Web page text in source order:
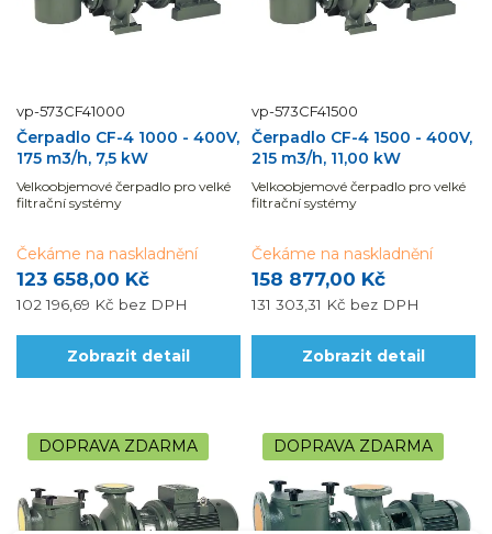
vp-573CF41000
Čerpadlo CF-4 1000 - 400V,
175 m3/h, 7,5 kW
Velkoobjemové čerpadlo pro velké
filtrační systémy
123 658,00 Kč
102 196,69 Kč bez DPH
Čekáme na naskladnění
Zobrazit detail
vp-573CF41500
Čerpadlo CF-4 1500 - 400V,
215 m3/h, 11,00 kW
Velkoobjemové čerpadlo pro velké
filtrační systémy
158 877,00 Kč
131 303,31 Kč bez DPH
Čekáme na naskladnění
Zobrazit detail
DOPRAVA ZDARMA DOPRAVA ZDARMA